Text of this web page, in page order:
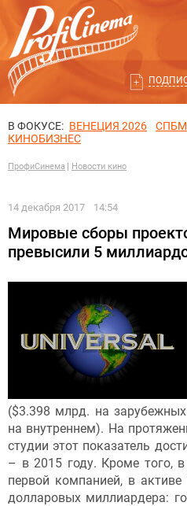
В ФОКУСЕ: ВЕНЕЦИЯ 2026
КИНОБИЗНЕС
ПрофиСинема Новости кино
14 декабря 2017 14:54
Мировые сборы
превысили 5
($3.398 млрд. на
на внутреннем). На
студии этот показатель
– в 2015 году. Кроме того,
первой компанией, в
долларовых миллиардера: